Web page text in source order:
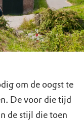
om de oogst te
De voor die tijd
de stijl die toen